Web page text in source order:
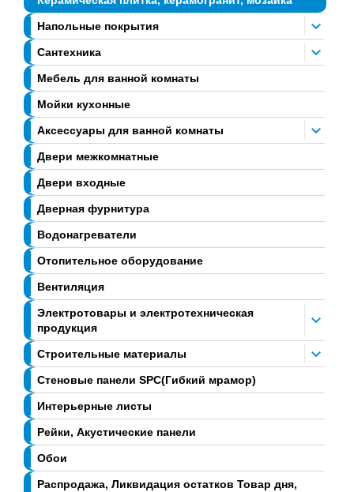
Напольные покрытия
Сантехника
Мебель для ванной комнаты
Мойки кухонные
Аксессуары для ванной комнаты
Двери межкомнатные
Двери входные
Дверная фурнитура
Водонагреватели
Отопительное оборудование
Вентиляция
Электротовары и электротехническая
продукция
Строительные материалы
Стеновые панели SPC(Гибкий мрамор)
Интерьерные листы
Рейки, Акустические панели
Обои
Распродажа, Ликвидация остатков Товар дня,